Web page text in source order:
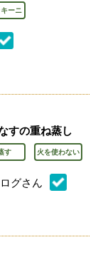
ーニ
すの重ね蒸し
す 火を使わない
グさん